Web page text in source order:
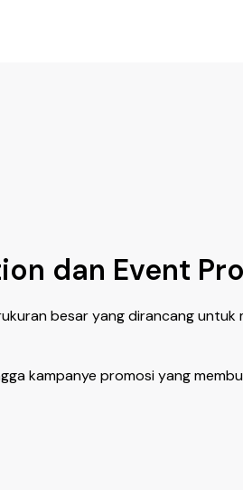
dan Event
besar yang dirancang untuk
kampanye promosi yang